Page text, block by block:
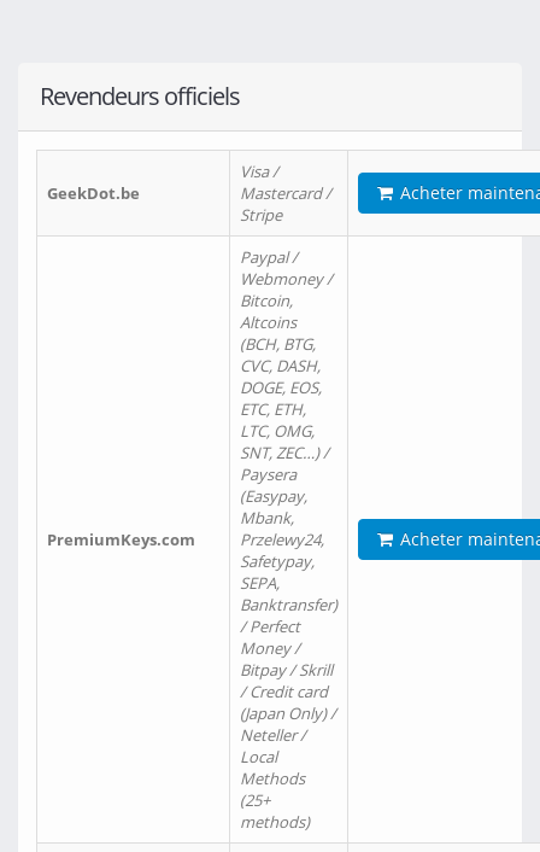
Revendeurs officiels
GeekDot.be
Visa /
Mastercard /
Stripe
Acheter
PremiumKeys.com
Paypal /
Webmoney /
Bitcoin,
Altcoins
(BCH, BTG,
CVC, DASH,
DOGE, EOS,
ETC, ETH,
LTC, OMG,
SNT, ZEC…) /
Paysera
(Easypay,
Mbank,
Przelewy24,
Safetypay,
SEPA,
Banktransfer)
/ Perfect
Money /
Bitpay / Skrill
/ Credit card
(Japan Only) /
Neteller /
Local
Methods
(25+
methods)
Acheter